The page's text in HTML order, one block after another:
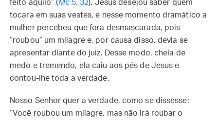
feito aquilo” (Mc5, 32). Jesus desejou saber quem
tocara em suas vestes, e nesse momento dramático a
mulher percebeu que fora desmascarada, pois
“roubou” um milagre e, por causa disso, devia se
apresentar diante do juiz. Desse modo, cheia de
medo e tremendo, ela caiu aos pés de Jesus e
contou-lhe toda a verdade.
Nosso Senhor quer a verdade, como se dissesse:
“Você roubou um milagre, mas não irá roubar o